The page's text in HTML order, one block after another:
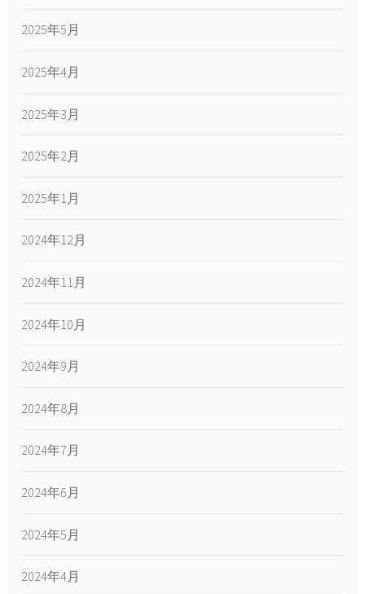
2025年5月
2025年4月
2025年3月
2025年2月
2025年1月
2024年12月
2024年11月
2024年10月
2024年9月
2024年8月
2024年7月
2024年6月
2024年5月
2024年4月